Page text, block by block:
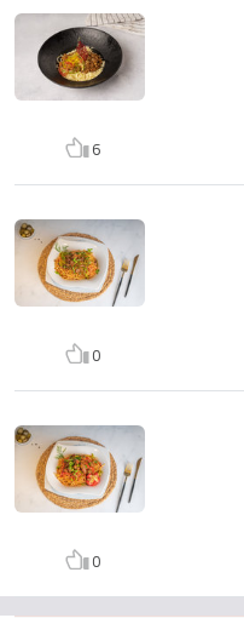
6
0
0